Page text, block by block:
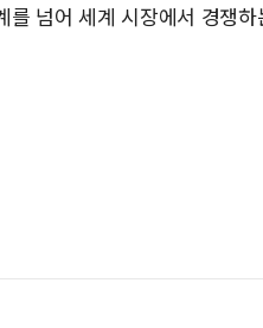
넘어 세계 시장에서 경쟁